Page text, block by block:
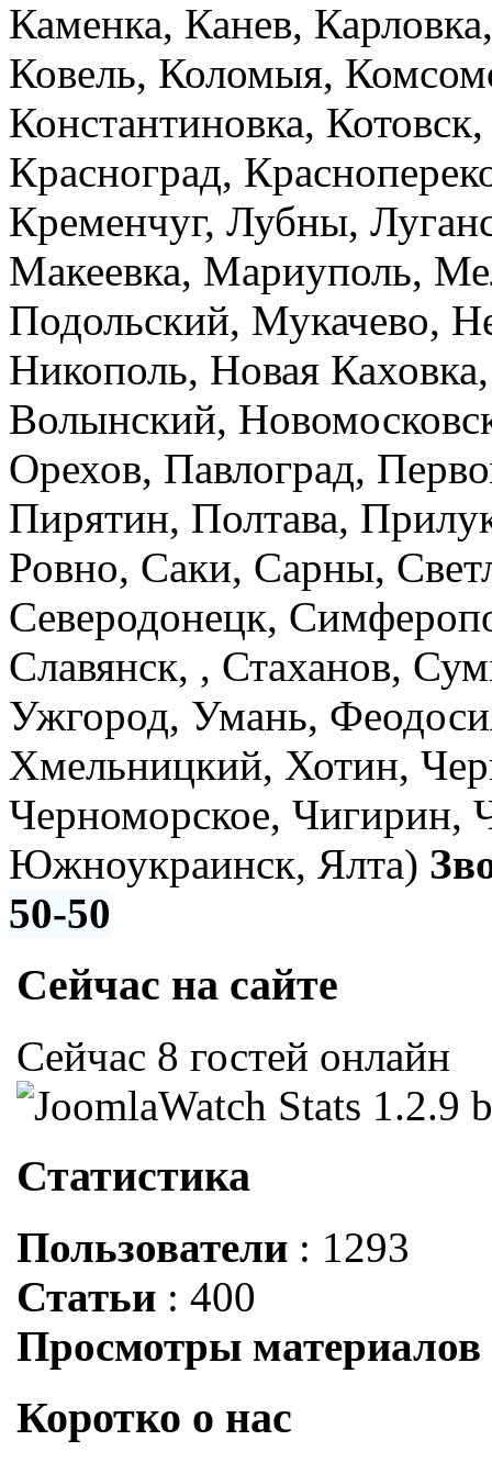
Каменка, Канев,
Ковель, Коломыя,
Константиновка,
Красноград,
Кременчуг, Лубны,
Макеевка, Мариуполь,
Подольский, Мукачево,
Никополь, Новая
Волынский,
Орехов, Павлоград,
Пирятин, Полтава,
Ровно, Саки, Сарны,
Северодонецк,
Славянск, , Стаханов,
Ужгород, Умань,
Хмельницкий, Хотин,
Черноморское,
Южноукраинск, Ялта)
50-50
Сейчас на сайте
Сейчас 8 гостей онлайн
Статистика
Пользователи : 1293
Статьи : 400
Просмотры материалов
Коротко о нас